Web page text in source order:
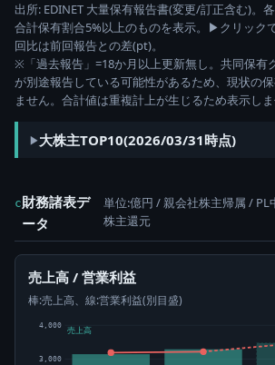
出所: EDINET 大量保有報告書(変更/訂正含む)。
合計保有割合5%以上のものを表示。▶クリック
回比は前回報告との差(pt)。
※「過去報告」=18か月以上更新無し。共同保有
が別途報告している可能性があるため、現状の
ません。合計値は重複計上が生じるため表示しま
大株主TOP10(2026/03/31時点)
c財務諸表デ
ータ
単位:億円 / 親会社株主帰属 / PL
株主還元
売上高 / 営業利益
棒:売上高、線:営業利益(別目盛)
3,000
4,000
売上高